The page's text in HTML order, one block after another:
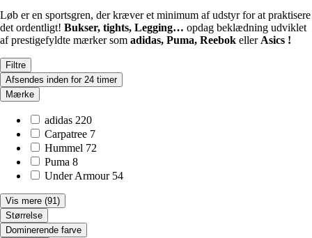
Løb er en sportsgren, der kræver et minimum af udstyr for at praktisere
det ordentligt! Bukser, tights, Legging… opdag beklædning udviklet
af prestigefyldte mærker som adidas, Puma, Reebok eller Asics !
Filtre
Afsendes inden for 24 timer
Mærke
adidas 220
Carpatree 7
Hummel 72
Puma 8
Under Armour 54
Vis mere (91)
Størrelse
Dominerende farve